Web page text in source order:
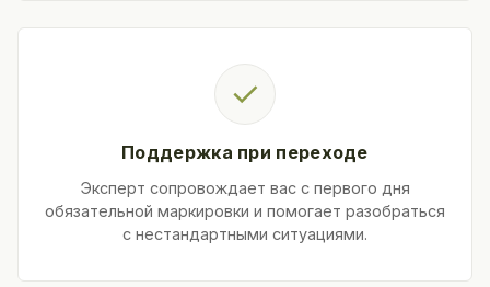
✓
Поддержка при переходе
Эксперт сопровождает вас с первого дня
обязательной маркировки и помогает разобраться
с нестандартными ситуациями.